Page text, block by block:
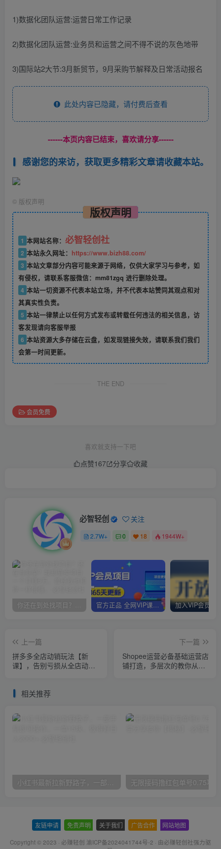
1)数据化团队运营:运营日常工作记录
2)数据化团队运营:业务员和运营之间不得不说的灰色地带
3)国际站2大节:3月新贸节，9月采购节解释及日常活动报名
此处内容已隐藏，请付费后查看
------本页内容已结束，喜欢请分享------
感谢您的来访，获取更多精彩文章请收藏本站。
© 版权声明
版权声明
1 本网站名称： 必智轻创社
2 本站永久网址： https://www.bizh88.com/
3 本站文章部分内容可能来源于网络，仅供大家学习与参考，如
有侵权，请联系客服微信：mm81zgq 进行删除处理。
4 本站一切资源不代表本站立场，并不代表本站赞同其观点和对
其真实性负责。
5 本站一律禁止以任何方式发布或转载任何违法的相关信息，访
客发现请向客服举报
6 本站资源大多存储在云盘，如发现链接失效，请联系我们我们
会第一时间更新。
THE END
会员免费
喜欢就支持一下吧
点赞167 分享 收藏
必智轻创 关注
2.7W+ 0 18 1944W+
你还在到处找项目？还在当韭菜？我却靠卖项目一个月赚5万，曾经我也和你一样懵懂。 官方正品 全网VIP课程 无损下载~
上一篇
拼多多全店动销玩法【新
课】，告别亏损从全店动销
下一篇
Shopee运营必备基础运营店
铺打造，多层次的教你从0-1
相关推荐
小红书最新拉新野路子，一部手机即可操作，一单15块，做得好日入2000+
友链申请 免责声明 关于我们 广告合作 网站地图
Copyright © 2023 · 必赚轻创 渝ICP备2024041744号-2 · 由必赚轻创社强力驱